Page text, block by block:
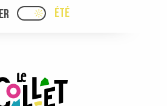
D’ACCUEIL ACTUELLE ÉTÉ :
PAGE D’ACCUEIL
ÉTÉ